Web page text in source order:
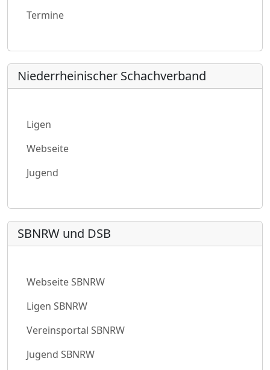
Termine
Niederrheinischer Schachverband
Ligen
Webseite
Jugend
SBNRW und DSB
Webseite SBNRW
Ligen SBNRW
Vereinsportal SBNRW
Jugend SBNRW